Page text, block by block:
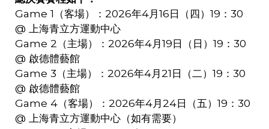
Game 1 （客場）： 2026年4月16日（四） 19 ： 30
@ 上海青立方運動中心
Game 2 （主場）： 2026年4月19日（日） 19 ： 30
@ 啟德體藝館
Game 3 （主場）： 2026年4月21日（二） 19 ： 30
@ 啟德體藝館
Game 4 （客場）： 2026年4月24日（五） 19 ： 30
@ 上海青立方運動中心（如有需要）